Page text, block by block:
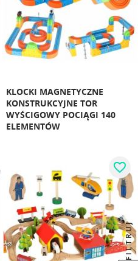
KLOCKI MAGNETYCZNE
KONSTRUKCYJNE TOR
WYŚCIGOWY POCIĄGI 140
ELEMENTÓW
favorite_border
FILTRUJ